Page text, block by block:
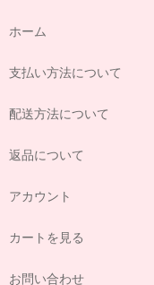
ホーム
支払い方法について
配送方法について
返品について
アカウント
カートを見る
お問い合わせ